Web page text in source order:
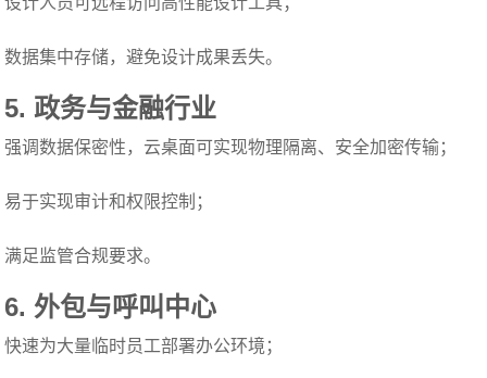
数据集中存储，避免设计成果丢失。
5.政务与金融行业
强调数据保密性，云桌面可实现物理隔离、安全加密传输；
易于实现审计和权限控制；
满足监管合规要求。
6. 外包与呼叫中心
快速为大量临时员工部署办公环境；